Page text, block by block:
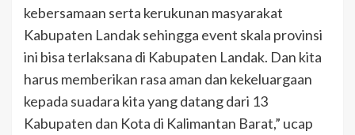
kebersamaan serta kerukunan masyarakat
Kabupaten Landak sehingga event skala provinsi
ini bisa terlaksana di Kabupaten Landak. Dan kita
harus memberikan rasa aman dan kekeluargaan
kepada suadara kita yang datang dari 13
Kabupaten dan Kota di Kalimantan Barat,” ucap